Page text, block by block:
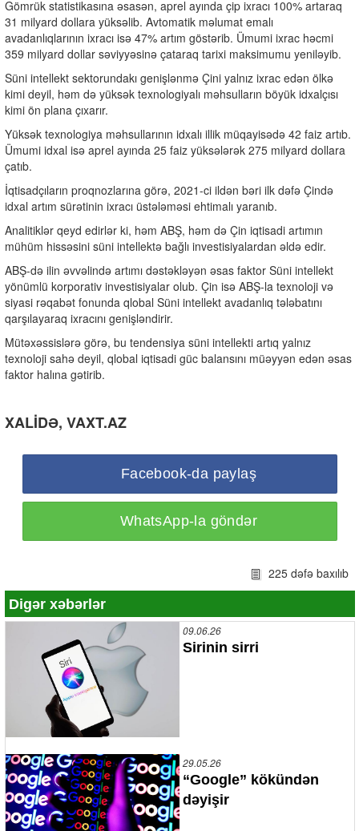
Gömrük statistikasına əsasən, aprel ayında çip ixracı 100% artaraq
31 milyard dollara yüksəlib. Avtomatik məlumat emalı
avadanlıqlarının ixracı isə 47% artım göstərib. Ümumi ixrac həcmi
359 milyard dollar səviyyəsinə çataraq tarixi maksimumu yeniləyib.
Süni intellekt sektorundakı genişlənmə Çini yalnız ixrac edən ölkə
kimi deyil, həm də yüksək texnologiyalı məhsulların böyük idxalçısı
kimi ön plana çıxarır.
Yüksək texnologiya məhsullarının idxalı illik müqayisədə 42 faiz artıb.
Ümumi idxal isə aprel ayında 25 faiz yüksələrək 275 milyard dollara
çatıb.
İqtisadçıların proqnozlarına görə, 2021-ci ildən bəri ilk dəfə Çində
idxal artım sürətinin ixracı üstələməsi ehtimalı yaranıb.
Analitiklər qeyd edirlər ki, həm ABŞ, həm də Çin iqtisadi artımın
mühüm hissəsini süni intellektə bağlı investisiyalardan əldə edir.
ABŞ-də ilin əvvəlində artımı dəstəkləyən əsas faktor Süni intellekt
yönümlü korporativ investisiyalar olub. Çin isə ABŞ-la texnoloji və
siyasi rəqabət fonunda qlobal Süni intellekt avadanlıq tələbatını
qarşılayaraq ixracını genişləndirir.
Mütəxəssislərə görə, bu tendensiya süni intellekti artıq yalnız
texnoloji sahə deyil, qlobal iqtisadi güc balansını müəyyən edən əsas
faktor halına gətirib.
XALİDƏ, VAXT.AZ
Facebook-da paylaş
WhatsApp-la göndər
225 dəfə baxılıb
Digər xəbərlər
09.06.26
Sirinin sirri
29.05.26
“Google” kökündən
dəyişir